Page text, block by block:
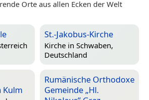
Orte aus allen Ecken der Welt
St.-Jakobus-Kirche
Kirche in Schwaben,
Deutschland
Kulm
Rumänische Orthodoxe
Gemeinde „Hl.